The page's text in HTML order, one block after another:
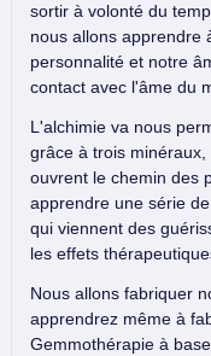
sortir à volonté du
nous allons apprendre
personnalité et notre
contact avec l'âme du
L'alchimie va nous
grâce à trois
ouvrent le chemin des
apprendre une série
qui viennent des
les effets
Nous allons fabriquer
apprendrez même à
Gemmothérapie à